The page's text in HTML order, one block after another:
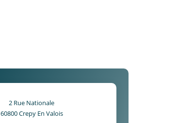
2 Rue Nationale
60800Crepy En Valois